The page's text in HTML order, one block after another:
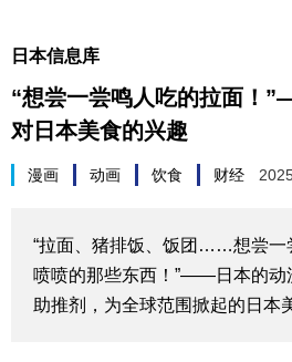
生活与旅游
视觉日本
日本信息库
“想尝一尝鸣人吃的拉面！
对日本美食的兴趣
漫画 动画 饮食 财经
“拉面、猪排饭、饭团……想尝一
喷喷的那些东西！”——日本的动
助推剂，为全球范围掀起的日本